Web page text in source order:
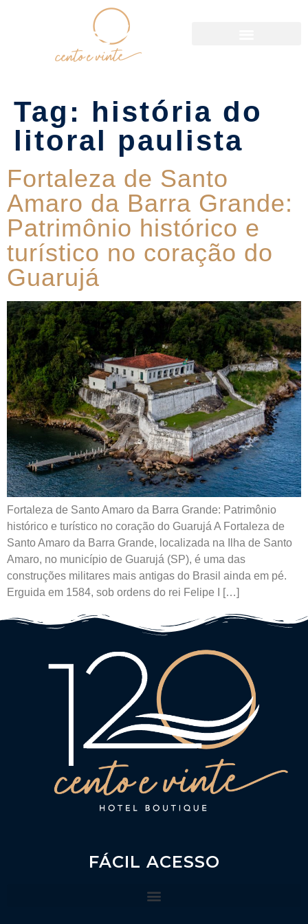
Tag: história do
litoral paulista
Fortaleza de Santo
Amaro da Barra Grande:
Patrimônio histórico e
turístico no coração do
Guarujá
Fortaleza de Santo Amaro da Barra Grande: Patrimônio
histórico e turístico no coração do Guarujá A Fortaleza de
Santo Amaro da Barra Grande, localizada na Ilha de Santo
Amaro, no município de Guarujá (SP), é uma das
construções militares mais antigas do Brasil ainda em pé.
Erguida em 1584, sob ordens do rei Felipe I […]
FÁCIL ACESSO